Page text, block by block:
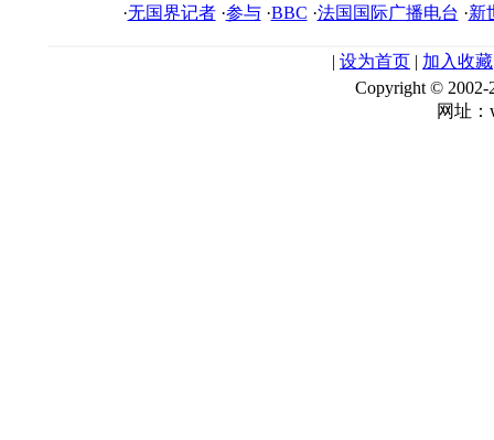
·无国界记者·参与·BBC ·法国国际广播电台 ·新
| 设为首页 | 加入收藏
Copyright ©
网址：